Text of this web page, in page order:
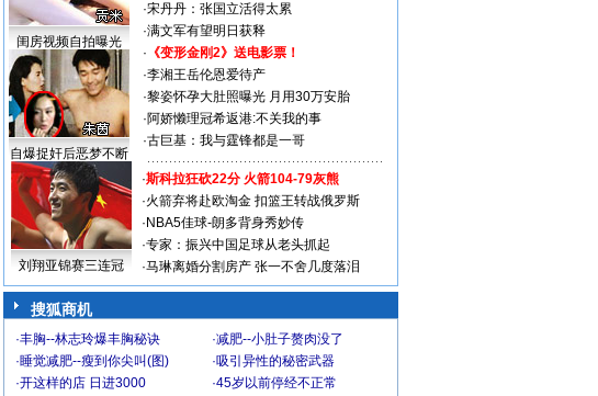
闺房视频自拍曝光
自爆捉奸后恶梦不断
·宋丹丹：张国立活得太累
·满文军有望明日获释
· 《变形金刚2》送电影票！
·李湘王岳伦恩爱待产
·黎姿怀孕大肚照曝光 月用30万安胎
·阿娇懒理冠希返港:不关我的事
·古巨基：我与霆锋都是一哥
刘翔亚锦赛三连冠
·斯科拉狂砍22分 火箭104-79灰熊
·火箭弃将赴欧淘金 扣篮王转战俄罗斯
· NBA5佳球-朗多背身秀妙传
·专家：振兴中国足球从老头抓起
·马琳离婚分割房产 张一不舍几度落泪
搜狐商机
·丰胸--林志玲爆丰胸秘诀 ·减肥--小肚子赘肉没了
·睡觉减肥--瘦到你尖叫(图) ·吸引异性的秘密武器
·开这样的店 日进3000 ·45岁以前停经不正常